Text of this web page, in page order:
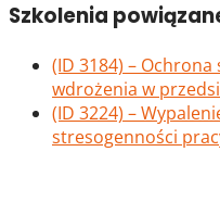
Szkolenia
(ID 3184) –
wdrożenia w
(ID 3224) –
stresogenności